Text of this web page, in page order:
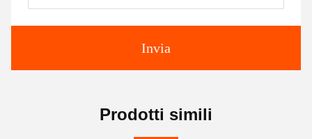
Invia
Prodotti simili